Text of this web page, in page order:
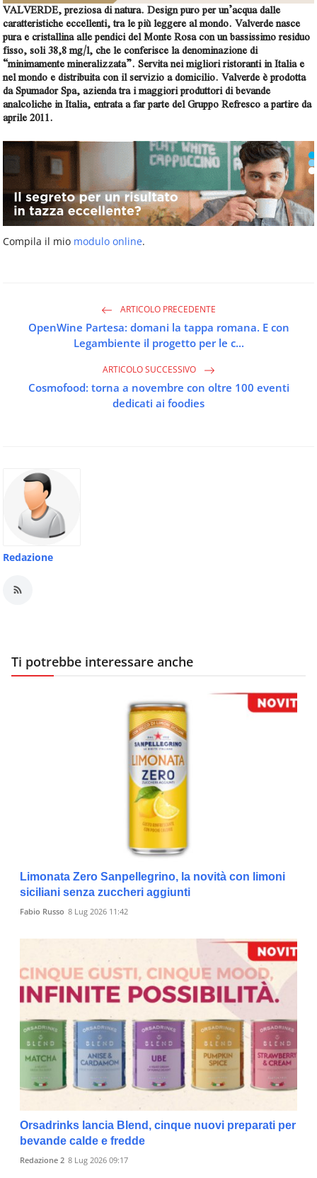
VALVERDE, preziosa di natura.Design puro per un’acqua dalle
caratteristiche eccellenti, tra le più leggere al mondo. Valverde nasce
pura e cristallina alle pendici del Monte Rosa con un bassissimo residuo
fisso, soli 38,8 mg/l, che le conferisce la denominazione di
“minimamente mineralizzata”. Servita nei migliori ristoranti in Italia e
nel mondo e distribuita con il servizio a domicilio. Valverde è prodotta
daSpumador Spa, azienda tra i maggiori produttori di bevande
analcoliche in Italia, entrata a far parte del Gruppo Refresco a partire da
aprile 2011.
Compila il mio modulo online.
ARTICOLO PRECEDENTE
OpenWine Partesa: domani la tappa romana. E con
Legambiente il progetto per le c...
ARTICOLO SUCCESSIVO
Cosmofood: torna a novembre con oltre 100 eventi
dedicati ai foodies
Redazione
Ti potrebbe interessare anche
Limonata Zero Sanpellegrino, la novità con limoni
siciliani senza zuccheri aggiunti
Fabio Russo 8 Lug 2026 11:42
Orsadrinks lancia Blend, cinque nuovi preparati per
bevande calde e fredde
Redazione 2 8 Lug 2026 09:17